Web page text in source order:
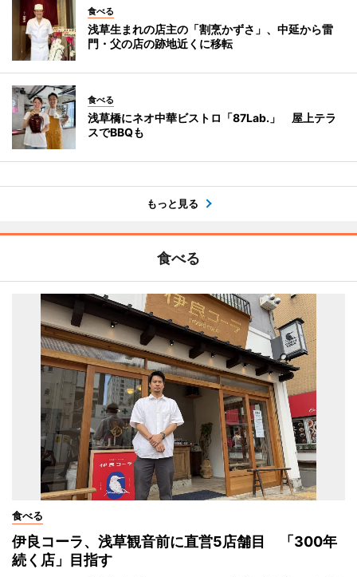
食べる
浅草生まれの店主の「割烹かずさ」、中延から雷
門・父の店の跡地近くに移転
食べる
浅草橋にネオ中華ビストロ「87Lab.」 屋上テラ
スでBBQも
もっと見る
食べる
食べる
伊良コーラ、浅草観音前に直営5店舗目 「300年
続く店」目指す